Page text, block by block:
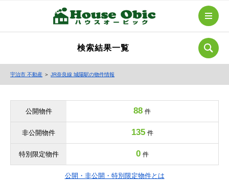
検索結果一覧
宇治市 不動産 ＞ JR奈良線 城陽駅の物件情報
公開物件 88 件
非公開物件 135 件
特別限定物件 0 件
公開・非公開・特別限定物件とは